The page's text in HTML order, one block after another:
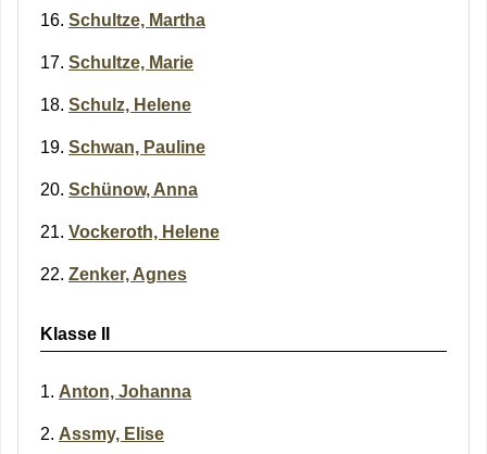
Schultze, Martha
Schultze, Marie
Schulz, Helene
Schwan, Pauline
Schünow, Anna
Vockeroth, Helene
Zenker, Agnes
Klasse II
Anton, Johanna
Assmy, Elise